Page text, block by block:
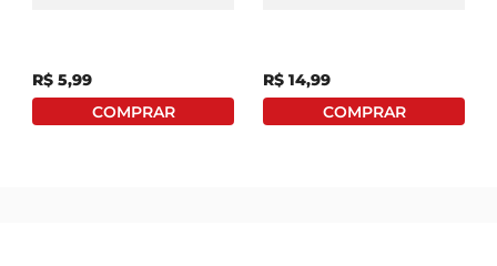
R$ 5,99 R$ 14,99